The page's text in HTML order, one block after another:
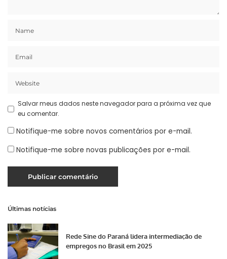
Salvar meus dados neste navegador para a próxima vez que
eu comentar.
Notifique-me sobre novos comentários por e-mail.
Notifique-me sobre novas publicações por e-mail.
Últimas notícias
Rede Sine do Paraná lidera intermediação de
empregos no Brasil em 2025